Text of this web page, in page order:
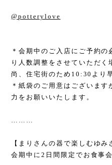
@potterylove
＊会期中のご入店にご予約の
り人数調整をさせていただく
尚、住宅街のため 10:30 より
＊紙袋のご用意はございま
力をお願いいたします。
………
【まりさんの器で楽しむゆみ
会期中に2 日間限定でお食事